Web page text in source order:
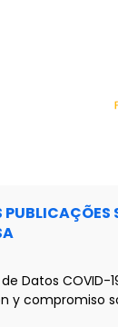
Datos COVID-
y compromiso